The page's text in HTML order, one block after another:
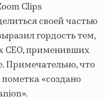
Clips
своей частью
гордость тем,
CEO, применивших
Примечательно, что
«создано